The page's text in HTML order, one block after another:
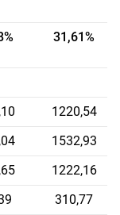
31,61%
1220,54
1532,93
1222,16
310,77